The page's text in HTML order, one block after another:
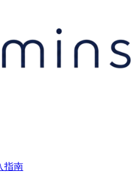
指南